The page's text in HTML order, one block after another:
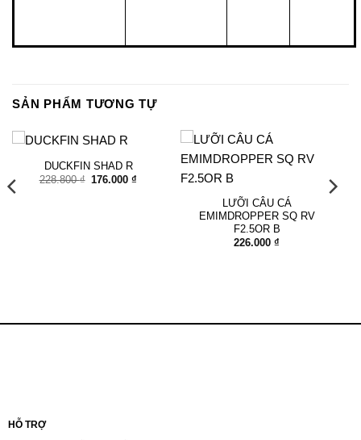
SẢN PHẨM TƯƠNG TỰ
DUCKFIN SHAD R
228.800₫ Giá
176.000₫
LƯỠI CÂU CÁ
EMIMDROPPER SQ RV
F2.5OR B
226.000 ₫
HỖ TRỢ